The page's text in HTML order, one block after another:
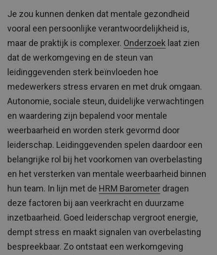
Je zou kunnen denken dat mentale gezondheid
vooral een persoonlijke verantwoordelijkheid is,
maar de praktijk is complexer. Onderzoek laat zien
dat de werkomgeving en de steun van
leidinggevenden sterk beïnvloeden hoe
medewerkers stress ervaren en met druk omgaan.
Autonomie, sociale steun, duidelijke verwachtingen
en waardering zijn bepalend voor mentale
weerbaarheid en worden sterk gevormd door
leiderschap. Leidinggevenden spelen daardoor een
belangrijke rol bij het voorkomen van overbelasting
en het versterken van mentale weerbaarheid binnen
hun team. In lijn met de HRM Barometer dragen
deze factoren bij aan veerkracht en duurzame
inzetbaarheid. Goed leiderschap vergroot energie,
dempt stress en maakt signalen van overbelasting
bespreekbaar. Zo ontstaat een werkomgeving